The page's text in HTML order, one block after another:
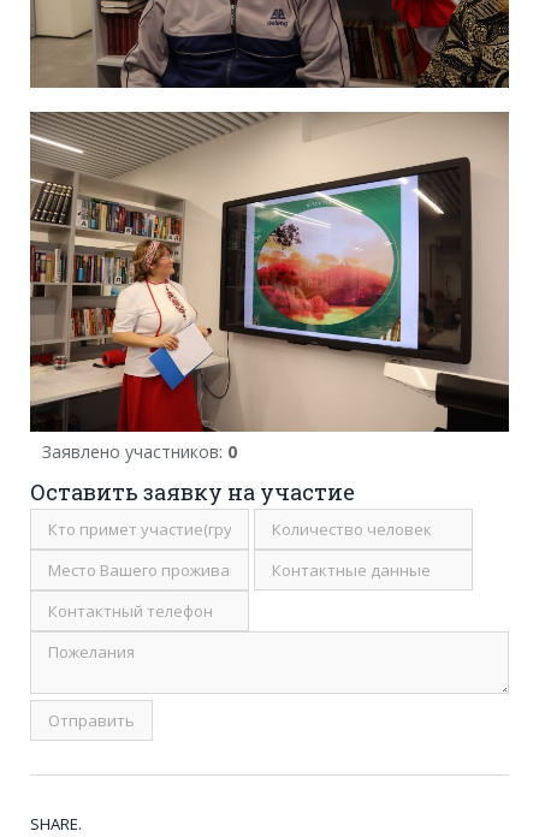
Заявлено участников: 0
Оставить заявку на участие
SHARE.